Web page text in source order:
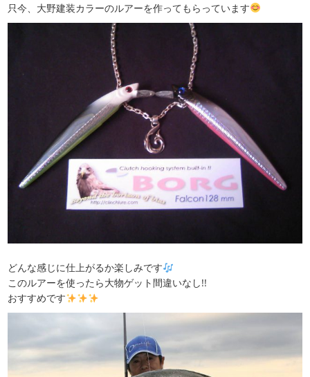
只今、大野建装カラーのルアーを作ってもらっています
どんな感じに仕上がるか楽しみです
このルアーを使ったら大物ゲット間違いなし!!
おすすめです